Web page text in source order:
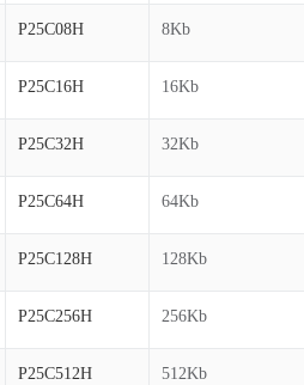
8Kb
16Kb
32Kb
64Kb
128Kb
256Kb
512Kb
P25C08H
P25C16H
P25C32H
P25C64H
P25C128H
P25C256H
P25C512H